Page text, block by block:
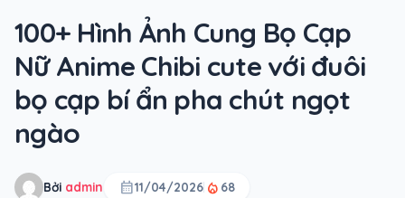
100+ Hình Ảnh Cung Bọ Cạp
Nữ Anime Chibi cute với đuôi
bọ cạp bí ẩn pha chút ngọt
ngào
Bởi admin calendar_month11/04/2026 local_fire_department 68